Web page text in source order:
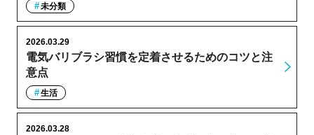
未分類
電気バリブラシ習慣を定着させるためのコツと注
意点
2026.03.29
生活
2026.03.28